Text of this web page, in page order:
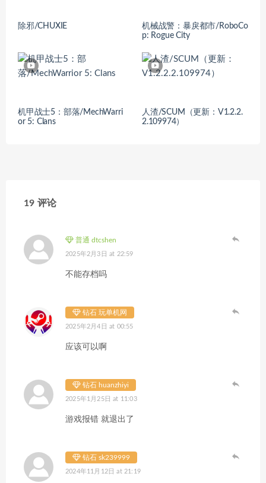
除邪/CHUXIE
机械战警：暴戾都市/RoboCo
p: Rogue City
机甲战士5：部落/MechWarri
or 5: Clans
人渣/SCUM（更新：V1.2.2.
2.109974）
19 评论
普通 dtcshen
2025年2月3日 at 22:59
不能存档吗
钻石 玩单机网
2025年2月4日 at 00:55
应该可以啊
钻石 huanzhiyi
2025年1月25日 at 11:03
游戏报错 就退出了
钻石 sk239999
2024年11月12日 at 21:19